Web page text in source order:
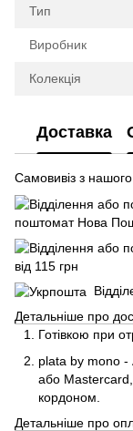
Тип
Виробник
Колекція
Доставка
Самовивіз з
поштомат Нова
від 115 грн
Детальніше про
Готівкою при
plata by mono -
або Mastercard,
кордоном.
Детальніше про